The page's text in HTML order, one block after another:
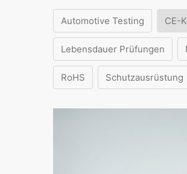
Automotive Testing CE-
Lebensdauer Prüfungen
RoHS Schutzausrüstung